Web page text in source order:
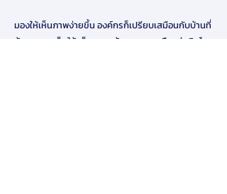
มองให้เห็นภาพง่ายขึ้น องค์กรก็เปรียบเสมือนกับบ้านที่
ต้องลงเสาเข็มให้แข็งแรง แม้จะเจอพายุหรือแผ่นดินไหว